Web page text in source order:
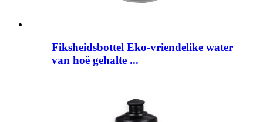
Fiksheidsbottel Eko-vriendelike water
van hoë gehalte ...